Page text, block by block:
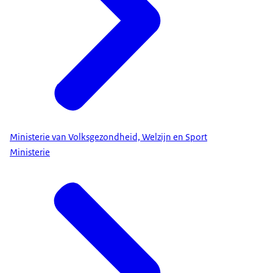
Ministerie van Volksgezondheid, Welzijn en Sport
Ministerie